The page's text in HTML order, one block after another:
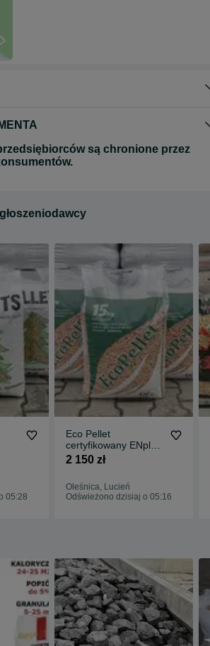
są chronione przez
05:28
Eco Pellet
certyfikowany ENplus
A1 super jakość
Dostawa gratis
2 150 zł
Oleśnica, Lucień
Odświeżono dzisiaj o 05:16